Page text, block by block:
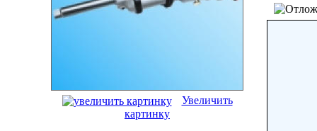
Увеличить
картинку